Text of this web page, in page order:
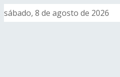
sábado, 8 de agosto de 2026